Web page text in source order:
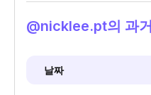
@nicklee.pt의 과
날짜